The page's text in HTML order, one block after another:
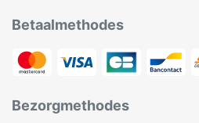
Betaalmethodes
Bezorgmethodes